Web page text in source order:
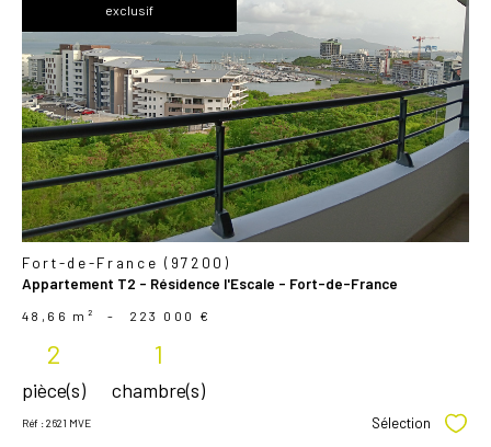
exclusif
voir le
bien
Fort-de-France (97200)
Appartement T2 - Résidence l'Escale - Fort-de-France
48,66 m² - 223 000 €
2
pièce(s)
1
chambre(s)
Réf : 2621 MVE Sélection